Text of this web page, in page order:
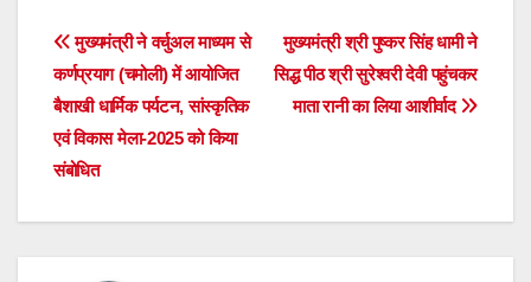
Post
navigation
मुख्यमंत्री श्री पुष्कर सिंह धामी ने
सिद्ध पीठ श्री सुरेश्वरी देवी पहुंचकर
माता रानी का लिया आशीर्वाद
मुख्यमंत्री ने वर्चुअल माध्यम से
कर्णप्रयाग (चमोली) में आयोजित
बैशाखी धार्मिक पर्यटन, सांस्कृतिक
एवं विकास मेला-2025 को किया
संबोधित